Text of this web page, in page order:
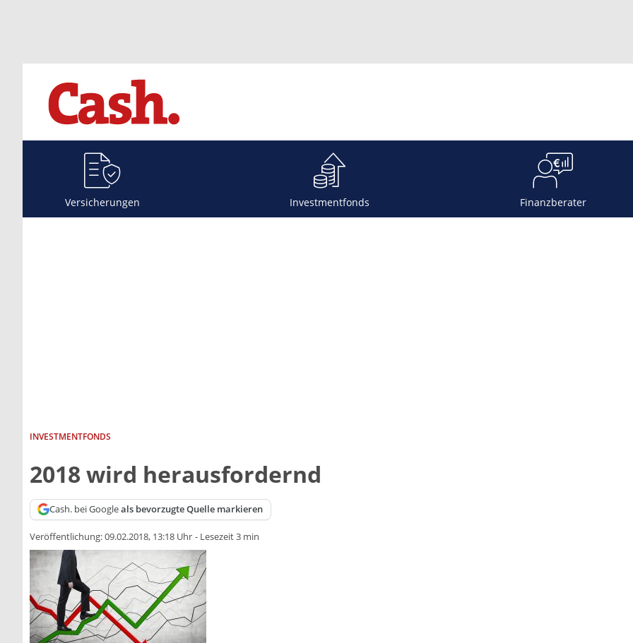
Versicherungen Investmentfonds Finanzberater
INVESTMENTFONDS
2018 wird herausfordernd
Cash. bei Googleals bevorzugte Quelle markieren
Veröffentlichung:09.02.2018, 13:18 Uhr - Lesezeit 3 min